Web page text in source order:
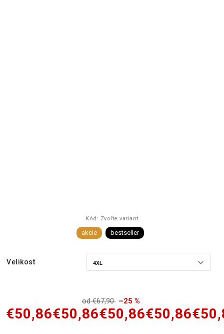
Kód: Zvoľte variant
akcie bestseller
Velikost
od €67,90 –25 %
€50,86€50,86€50,86€50,86